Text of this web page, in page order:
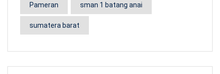
Pameran sman 1 batang anai
sumatera barat